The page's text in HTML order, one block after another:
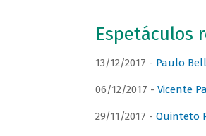
Espetáculos
13/12/2017 - Paulo
06/12/2017 - Vicente
29/11/2017 - Quinteto